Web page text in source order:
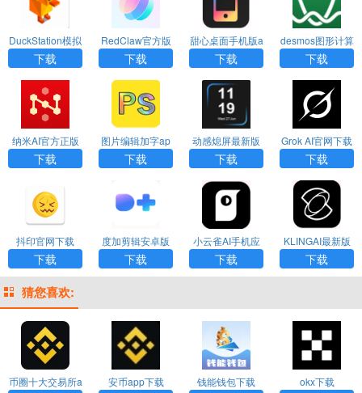
DuckStation模拟
器安卓下载
下载
RedClaw官方版
下载
甜心桌面手机版a
pp最新下载
下载
desmos图形计算
器安卓版下载
下载
纳米AI官方正版
下载
下载
图片编辑加字ap
p最新版下载
下载
动感熄屏最新版
下载
下载
Grok AI官网下载
下载
抖印官网下载
下载
度加剪辑安卓版
下载
下载
小云雀AI手机应
用下载
下载
KLINGAI最新版
下载
下载
猜您喜欢:
币圈十大交易所a
安币app下载 钱能钱包下载 okx下载